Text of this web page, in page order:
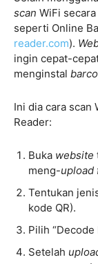
scan WiFi secara
seperti Online
reader.com).
ingin cepat-
menginstal
Ini dia cara scan
Reader:
Buka website
meng-upload
Tentukan
kode QR).
Pilih “Decode
Setelah